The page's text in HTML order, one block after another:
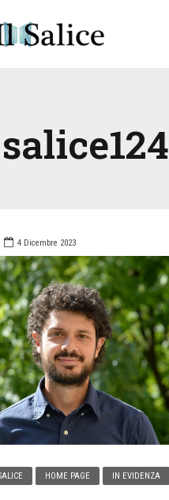
salice124
4 Dicembre 2023
HOME PAGE IN EVIDENZA